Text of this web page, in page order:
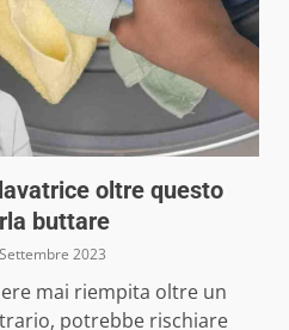
oltre questo
buttare
2023
mai riempita oltre un
potrebbe rischiare